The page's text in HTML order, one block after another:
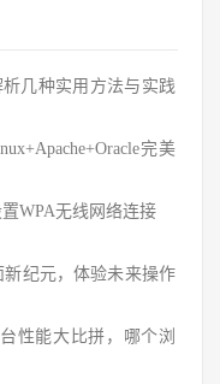
几种实用方法与实践
完美
WPA无线网络连接
新纪元，体验未来操作
性能大比拼，哪个浏